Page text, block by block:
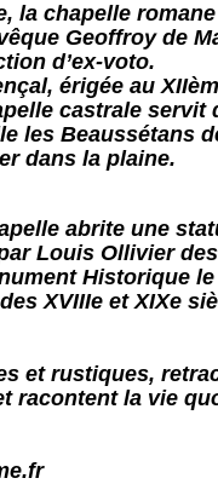
la chapelle
Geoffroy de
d’ex-voto.
érigée au
castrale servit
les Beaussétans
dans la plaine.
abrite une
Louis Ollivier
Historique le
XVIIIe et XIXe
et rustiques,
racontent la vie